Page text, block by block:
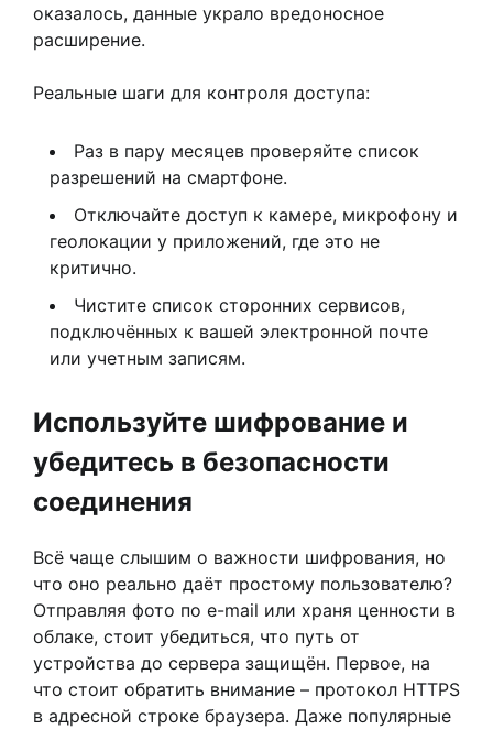
оказалось, данные украло вредоносное
расширение.
Реальные шаги для контроля доступа:
Раз в пару месяцев проверяйте список
разрешений на смартфоне.
Отключайте доступ к камере, микрофону и
геолокации у приложений, где это не
критично.
Чистите список сторонних сервисов,
подключённых к вашей электронной почте
или учетным записям.
Используйте шифрование и
убедитесь в безопасности
соединения
Всё чаще слышим о важности шифрования, но
что оно реально даёт простому пользователю?
Отправляя фото по e-mail или храня ценности в
облаке, стоит убедиться, что путь от
устройства до сервера защищён. Первое, на
что стоит обратить внимание – протокол HTTPS
в адресной строке браузера. Даже популярные